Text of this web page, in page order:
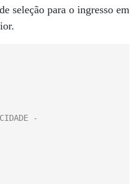
seleção para o ingresso em